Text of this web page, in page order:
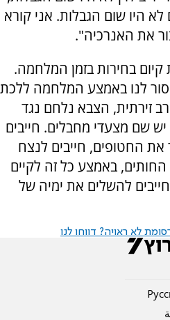
היו שום הגבלות. אני קורא
את האנרכיה".
בחירות בזמן המלחמה.
לנו באמצע המלחמה ללכת
זירתית, הצבא נלחם נגד
שם מצעדי מחבלים. חייבים
החטופים, חייבים לנצח
באמצע כל זה לקיים
להשלים את ימיה של
לא ראויה? דווחו לנו